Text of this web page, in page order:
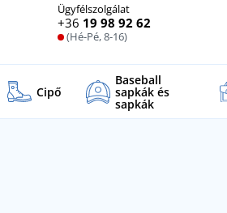
Ügyfélszolgálat
+36 19 98 92 62
(Hé-Pé, 8-16)
Cipő
Baseball
sapkák és
sapkák